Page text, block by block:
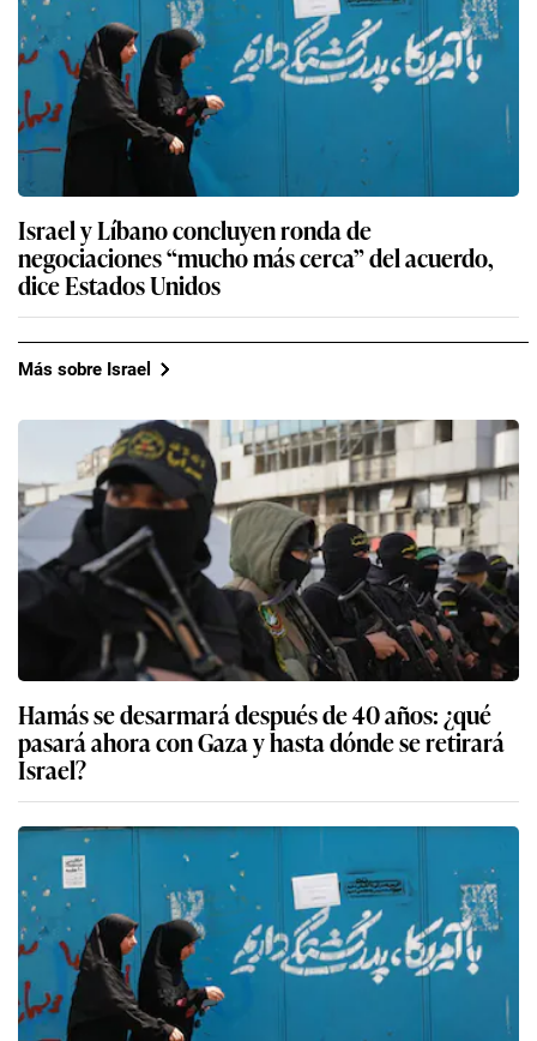
Israel y Líbano concluyen ronda de
negociaciones “mucho más cerca” del acuerdo,
dice Estados Unidos
Más sobre Israel
Hamás se desarmará después de 40 años: ¿qué
pasará ahora con Gaza y hasta dónde se retirará
Israel?